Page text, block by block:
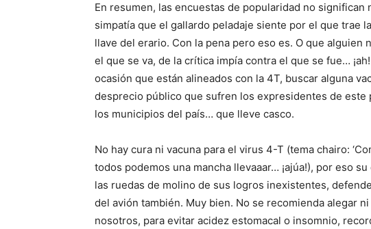
En resumen, las encuestas de popularidad no significan
simpatía que el gallardo peladaje siente por el que trae
llave del erario. Con la pena pero eso es. O que alguien
el que se va, de la crítica impía contra el que se fue…
ocasión que están alineados con la 4T, buscar alguna
desprecio público que sufren los expresidentes de este
los municipios del país… que lleve casco.
No hay cura ni vacuna para el virus 4-T (tema chairo:
todos podemos una mancha llevaaar… ¡ajúa!), por eso
las ruedas de molino de sus logros inexistentes,
del avión también. Muy bien. No se recomienda alegar
nosotros, para evitar acidez estomacal o insomnio,